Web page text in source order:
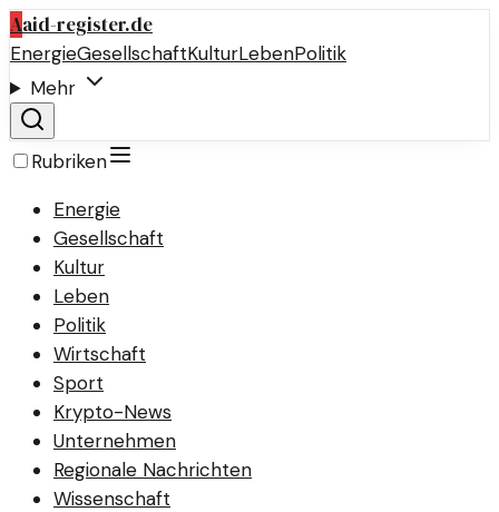
Aaid-register.de
EnergieGesellschaftKulturLebenPolitik
Mehr
Rubriken
Energie
Gesellschaft
Kultur
Leben
Politik
Wirtschaft
Sport
Krypto-News
Unternehmen
Regionale Nachrichten
Wissenschaft